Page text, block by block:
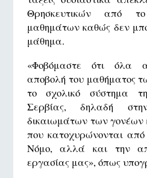
Θρησκευτικών από
μαθημάτων καθώς δεν
μάθημα.
«Φοβόμαστε ότι όλα
αποβολή του μαθήματος
το σχολικό σύστημα
Σερβίας, δηλαδή
δικαιωμάτων των γονέων
που κατοχυρώνονται
Νόμο, αλλά και την
εργασίας μας», όπως